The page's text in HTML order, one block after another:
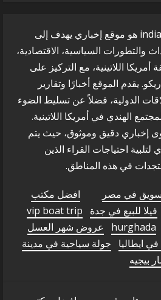
موقع indiasmayaguez.com هو موقع إخباري يهدف إلى
والتطورات السياسية، الاقتصادية،
اللاتينية، مع التركيز على
يقدم الموقع أخبارًا وتقارير
الدولية، فضلاً عن تسليط الضوء
الهندي في أمريكا اللاتينية.
إخباري دقيق وموثوق، حيث يتم
احتياجات القراء الذين
في هذه المناطق.
في مصر
افضل مكتب
فيلا للبيع في جدة
vip boat trip
hurghada
عروض شهر العسل
ايطاليا
جولة سياحية في مدينة
بيجيه